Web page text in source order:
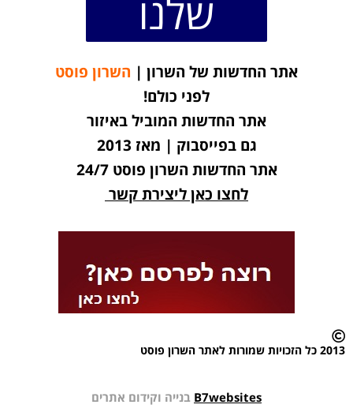
שלנו
אתר החדשות של השרון | השרון פוסט
לפני כולם!
אתר החדשות המוביל באיזור
גם בפייסבוק | מאז 2013
אתר החדשות השרון פוסט 24/7
לחצו כאן ליצירת קשר
2013 כל הזכויות שמורות לאתר השרון פוסט
B7websites